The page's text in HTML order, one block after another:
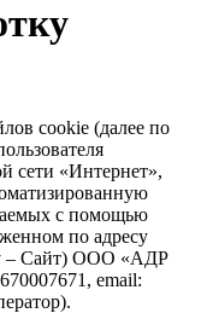
cookie (далее по
сети «Интернет»,
с помощью
по адресу
– Сайт) ООО «АДР
email: